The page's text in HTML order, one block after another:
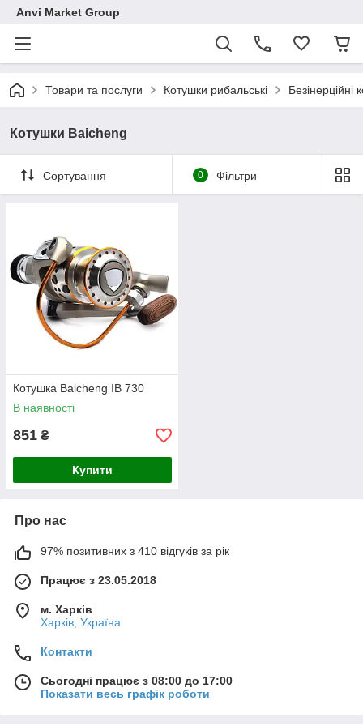
Anvi Market Group
Товари та послуги Котушки рибальські Безінерційні
Котушки Baicheng
Сортування 0 Фільтри
Котушка Baicheng IB 730
В наявності
851 ₴
Купити
Про нас
97% позитивних з 410 відгуків за рік
Працює з 23.05.2018
м. Харків
Харків, Україна
Контакти
Сьогодні працює з 08:00 до 17:00
Показати весь графік роботи